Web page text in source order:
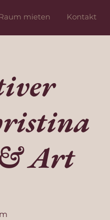
mieten Kontakt
Art